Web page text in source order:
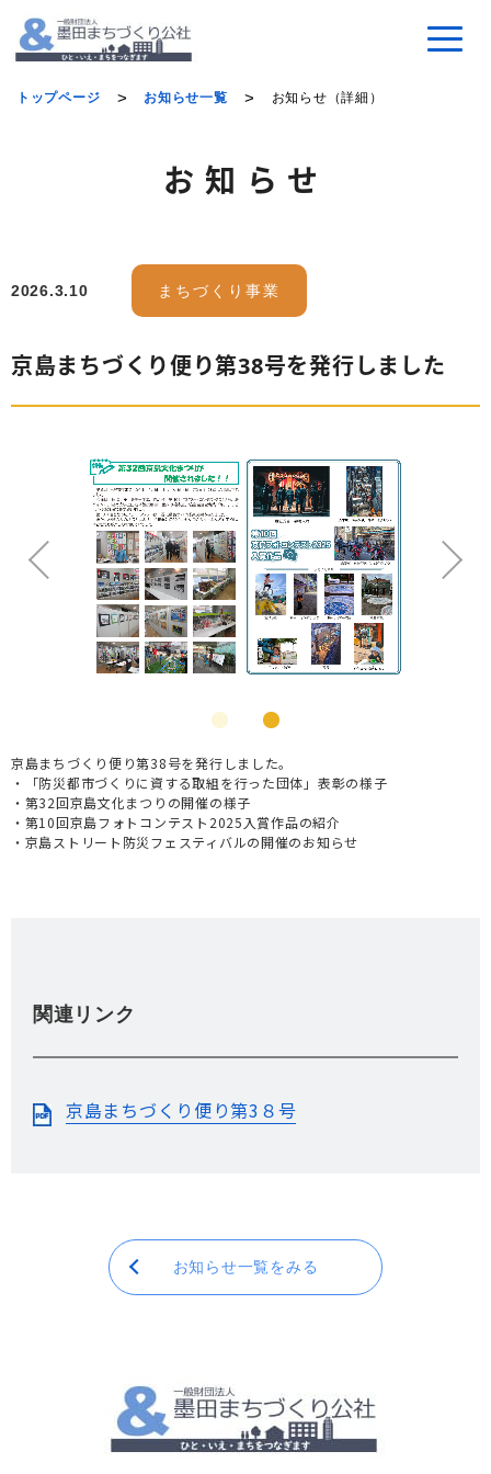
トップページ お知らせ一覧 お知らせ（詳細）
お知らせ
2026.3.10 まちづくり事業
京島まちづくり便り第38号を発行しました
京島まちづくり便り第38号を発行しました。
・「防災都市づくりに資する取組を行った団体」表彰の様子
・第32回京島文化まつりの開催の様子
・第10回京島フォトコンテスト2025入賞作品の紹介
・京島ストリート防災フェスティバルの開催のお知らせ
関連リンク
京島まちづくり便り第3８号
お知らせ一覧をみる